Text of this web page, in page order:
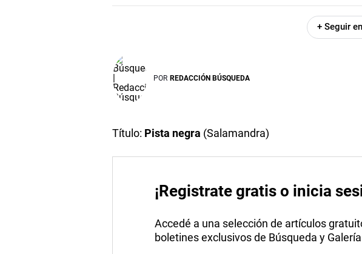
+ Seguir en
POR REDACCIÓN BÚSQUEDA
Título: Pista negra (Salamandra)
¡Registrate gratis o inicia
Accedé a una selección de artículos
boletines exclusivos de Búsqueda y